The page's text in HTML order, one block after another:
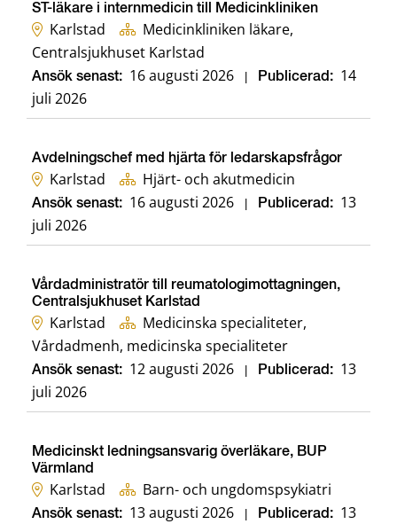
ST-läkare i internmedicin till Medicinkliniken
Karlstad
Medicinkliniken läkare,
Centralsjukhuset Karlstad
Ansök senast: 16 augusti 2026 Publicerad: 14
juli 2026
Avdelningschef med hjärta för ledarskapsfrågor
Karlstad Hjärt- och akutmedicin
Ansök senast: 16 augusti 2026 Publicerad: 13
juli 2026
Vårdadministratör till reumatologimottagningen,
Centralsjukhuset Karlstad
Karlstad
Medicinska specialiteter,
Vårdadmenh, medicinska specialiteter
Ansök senast: 12 augusti 2026 Publicerad: 13
juli 2026
Medicinskt ledningsansvarig överläkare, BUP
Värmland
Karlstad Barn- och ungdomspsykiatri
Ansök senast: 13 augusti 2026 Publicerad: 13